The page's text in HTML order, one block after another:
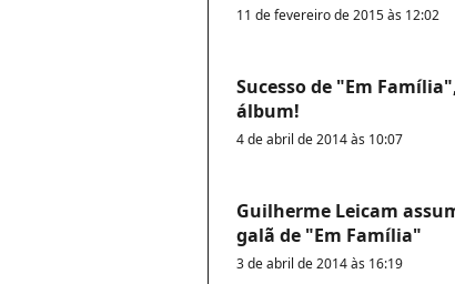
11 de fevereiro de 2015 às 12:02
Sucesso de "Em
álbum!
4 de abril de 2014 às 10:07
Guilherme Leicam
galã de "Em Família"
3 de abril de 2014 às 16:19